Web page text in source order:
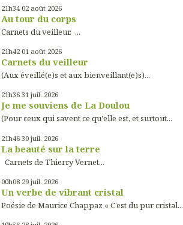
21h34 02 août 2026
Au tour du corps
Carnets du veilleur. ...
21h42 01 août 2026
Carnets du veilleur
(Aux éveillé(e)s et aux bienveillant(e)s)...
21h36 31 juil. 2026
Je me souviens de La Doulou
(Pour ceux qui savent ce qu'elle est, et surtout...
21h46 30 juil. 2026
La beauté sur la terre
Carnets de Thierry Vernet...
00h08 29 juil. 2026
Un verbe de vibrant cristal
Poésie de Maurice Chappaz « C’est du pur cristal...